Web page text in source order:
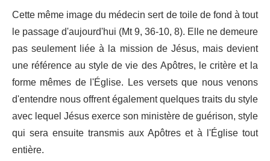
Cette même image du médecin sert de toile de fond à tout
le passage d'aujourd'hui (Mt 9, 36-10, 8). Elle ne demeure
pas seulement liée à la mission de Jésus, mais devient
une référence au style de vie des Apôtres, le critère et la
forme mêmes de l'Église. Les versets que nous venons
d'entendre nous offrent également quelques traits du style
avec lequel Jésus exerce son ministère de guérison, style
qui sera ensuite transmis aux Apôtres et à l'Église tout
entière.